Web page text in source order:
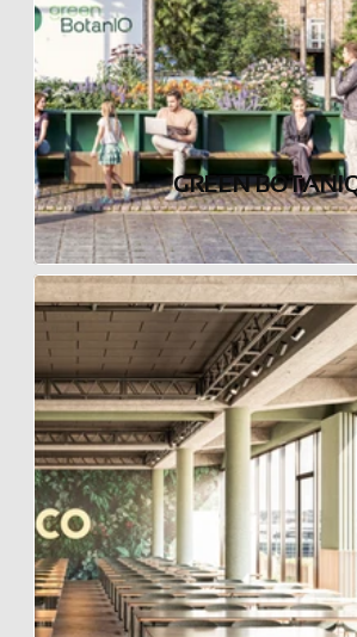
GREEN